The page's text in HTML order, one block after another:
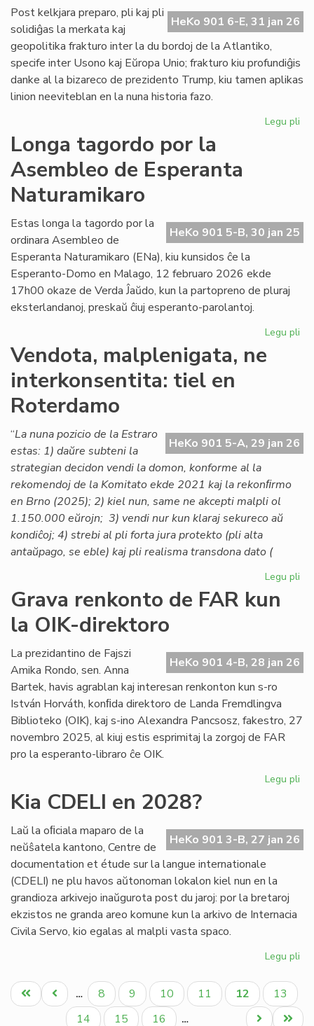
ĉe
HeKo 901 6-E, 31 jan 26
Post kelkjara preparo, pli kaj pli
solidiĝas la merkata kaj
geopolitika frakturo inter la du bordoj de la Atlantiko,
specife inter Usono kaj Eŭropa Unio; frakturo kiu profundiĝis
danke al la bizareco de prezidento Trump, kiu tamen aplikas
linion neeviteblan en la nuna historia fazo.
Legu pli
ĉe
Longa tagordo por la
Asembleo de Esperanta
Naturamikaro
HeKo 901 5-B, 30 jan 25
Estas longa la tagordo por la
ordinara Asembleo de
Esperanta Naturamikaro (ENa), kiu kunsidos ĉe la
Esperanto-Domo en Malago, 12 februaro 2026 ekde
17h00 okaze de Verda Ĵaŭdo, kun la partopreno de pluraj
eksterlandanoj, preskaŭ ĉiuj esperanto-parolantoj.
Legu pli
Vendota, malplenigata, ne
interkonsentita: tiel en
Roterdamo
HeKo 901 5-A, 29 jan 26
“La nuna pozicio de la Estraro
estas: 1) daŭre subteni la
strategian decidon vendi la domon, konforme al la
rekomendoj de la Komitato ekde 2021 kaj la rekonﬁrmo
en Brno (2025); 2) kiel nun, same ne akcepti malpli ol
1.150.000 eŭrojn; 3) vendi nur kun klaraj sekureco aŭ
kondiĉoj; 4) strebi al pli forta jura protekto (pli alta
antaŭpago, se eble) kaj pli realisma transdona dato (
Legu pli
tiel
Grava renkonto de FAR kun
la OIK-direktoro
HeKo 901 4-B, 28 jan 26
La prezidantino de Fajszi
Amika Rondo, sen. Anna
Bartek, havis agrablan kaj interesan renkonton kun s-ro
István Horváth, konﬁda direktoro de Landa Fremdlingva
Biblioteko (OIK), kaj s-ino Alexandra Pancsosz, fakestro, 27
novembro 2025, al kiuj estis esprimitaj la zorgoj de FAR
pro la esperanto-libraro ĉe OIK.
Legu pli
Kia CDELI en 2028?
HeKo 901 3-B, 27 jan 26
Laŭ la oﬁciala maparo de la
neŭŝatela kantono, Centre de
documentation et étude sur la langue internationale
(CDELI) ne plu havos aŭtonoman lokalon kiel nun en la
grandioza arkivejo inaŭgurota post du jaroj: por la bretaroj
ekzistos ne granda areo komune kun la arkivo de Internacia
Civila Servo, kio egalas al malpli vasta spaco.
Legu pli
Pagination
Unua
paĝo
Antaŭa
paĝo
… Paĝo
8 Paĝo
9 Paĝo
10 Paĝo
11
Aktuala
paĝo
12 Paĝo
13
Paĝo
14 Paĝo
15 Paĝo
16 …
Last
Next